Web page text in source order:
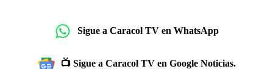
Sigue a Caracol TV en WhatsApp
📺 Sigue a Caracol TV en Google Noticias.